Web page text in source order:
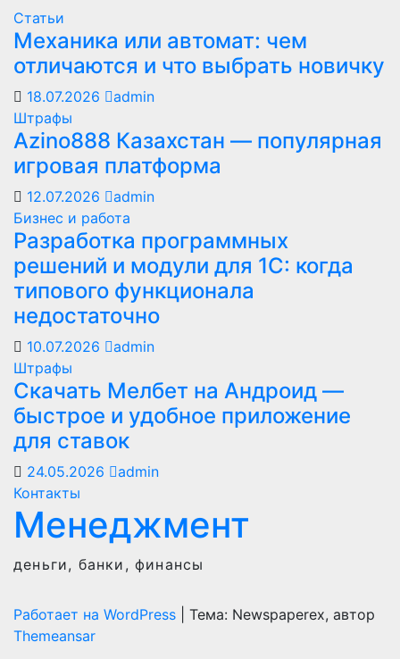
Статьи
Механика или автомат: чем
отличаются и что выбрать новичку
18.07.2026
admin
Штрафы
Azino888 Казахстан — популярная
игровая платформа
12.07.2026
admin
Бизнес и работа
Разработка программных
решений и модули для 1С: когда
типового функционала
недостаточно
10.07.2026
admin
Штрафы
Скачать Мелбет на Андроид —
быстрое и удобное приложение
для ставок
24.05.2026
admin
Контакты
Менеджмент
деньги, банки, финансы
Работает на WordPress
Тема: Newspaperex, автор
Themeansar